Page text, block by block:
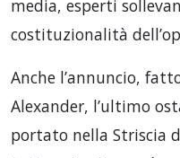
media, esperti
costituzionalità
Anche l’annuncio,
Alexander, l’ultimo
portato nella Striscia